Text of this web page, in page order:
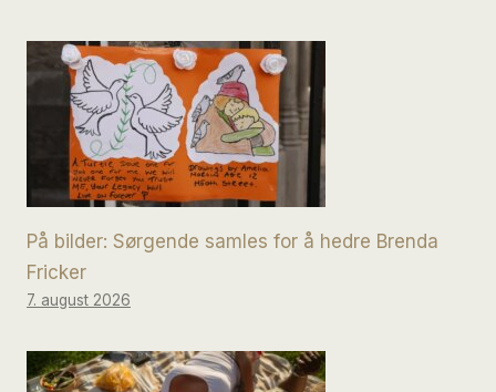
På bilder: Sørgende samles for å hedre Brenda
Fricker
7. august 2026